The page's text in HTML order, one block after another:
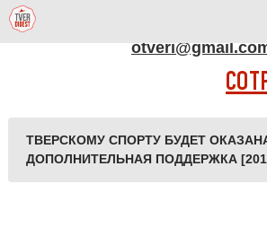
ТВЕРСКОМУ СПОРТУ БУДЕТ
ДОПОЛНИТЕЛЬНАЯ ПОДДЕРЖКА